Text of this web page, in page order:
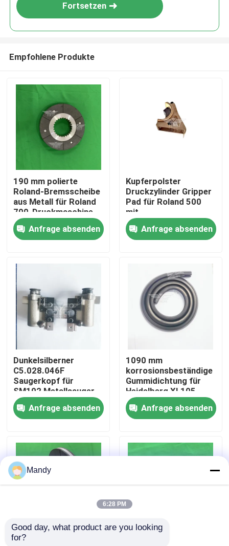
Über uns
Qualitätskontrolle
Kontaktieren Sie uns
Neuigkeiten
Rechtssachen
Offsetdruck-Teile
Fortsetzen
Empfohlene Produkte
190 mm polierte
Roland-Bremsscheibe
aus Metall für Roland
700-Druckmaschine
Anfrage absenden
Kupferpolster
Druckzylinder Gripper
Pad für Roland 500
mit
wettbewerbsfähigen
PreisAnfrage absenden
Dunkelsilberner
C5.028.046F
Saugerkopf für
SM102 Metallsauger
aus Spezialstahl
Anfrage absenden
1090 mm
korrosionsbeständige
Gummidichtung für
Heidelberg XL105
CPL-Maschine mit
schnellem Versand
Anfrage absenden
190 mm
Mandy
6:28 PM
Good day, what product are you looking
for?